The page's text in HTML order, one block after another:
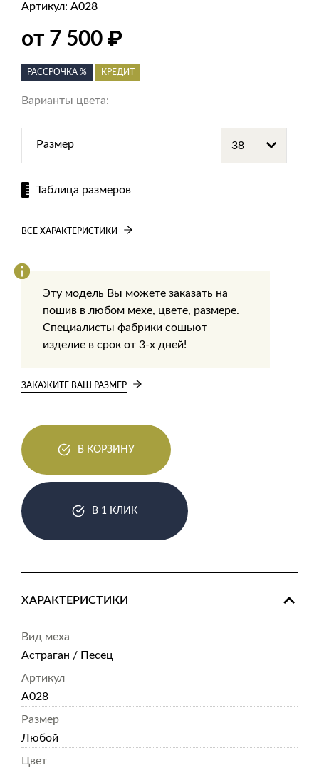
Артикул: А028
от 7 500 ₽
РАССРОЧКА % КРЕДИТ
Варианты цвета:
Размер
Таблица размеров
ВСЕ ХАРАКТЕРИСТИКИ
Эту модель Вы можете заказать на
пошив в любом мехе, цвете, размере.
Специалисты фабрики сошьют
изделие в срок от 3-х дней!
ЗАКАЖИТЕ ВАШ РАЗМЕР
В КОРЗИНУ
В 1 КЛИК
ХАРАКТЕРИСТИКИ
Вид меха
Астраган / Песец
Артикул
А028
Размер
Любой
Цвет